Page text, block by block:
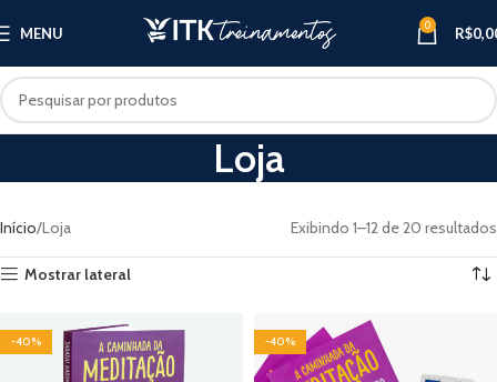
MENU 0 R$
Loja
Início Loja Exibindo 1–12 de 20 resultados
Mostrar lateral
-20%
-33% -30%
-40% -19%
-40% -40%